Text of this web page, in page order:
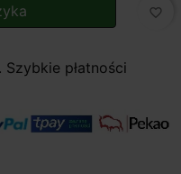
favorite_border
płatności